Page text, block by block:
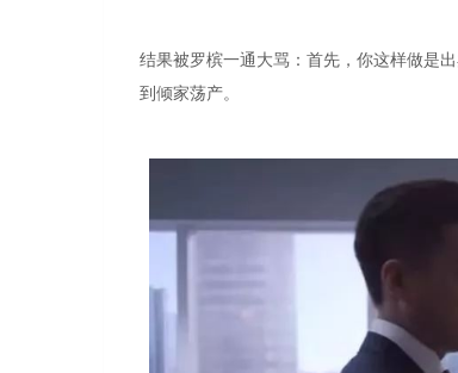
结果被罗槟一通大骂：首先，你这样做是
到倾家荡产。